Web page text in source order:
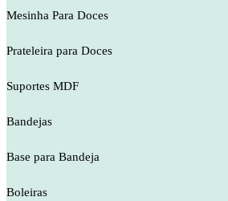
Mesinha Para Doces
Prateleira para Doces
Suportes MDF
Bandejas
Base para Bandeja
Boleiras